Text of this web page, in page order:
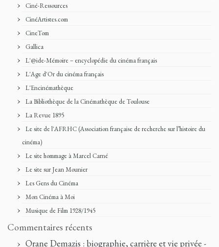
Ciné-Ressources
CinéArtistes.com
CineTom
Gallica
L'@ide-Mémoire – encyclopédie du cinéma français
L'Age d'Or du cinéma français
L'Encinémathèque
La Bibliothèque de la Cinémathèque de Toulouse
La Revue 1895
Le site de l'AFRHC (Association française de recherche sur l’histoire du
cinéma)
Le site hommage à Marcel Carné
Le site sur Jean Mounier
Les Gens du Cinéma
Mon Cinéma à Moi
Musique de Film 1928/1945
Commentaires récents
Orane Demazis : biographie, carrière et vie privée -